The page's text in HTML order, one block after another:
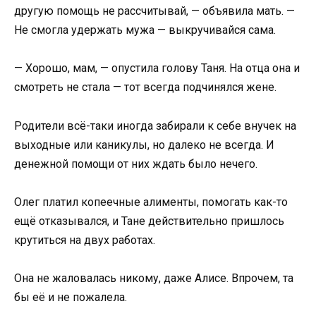
другую помощь не рассчитывай, — объявила мать. —
Не смогла удержать мужа — выкручивайся сама.
— Хорошо, мам, — опустила голову Таня. На отца она и
смотреть не стала — тот всегда подчинялся жене.
Родители всё-таки иногда забирали к себе внучек на
выходные или каникулы, но далеко не всегда. И
денежной помощи от них ждать было нечего.
Олег платил копеечные алименты, помогать как-то
ещё отказывался, и Тане действительно пришлось
крутиться на двух работах.
Она не жаловалась никому, даже Алисе. Впрочем, та
бы её и не пожалела.